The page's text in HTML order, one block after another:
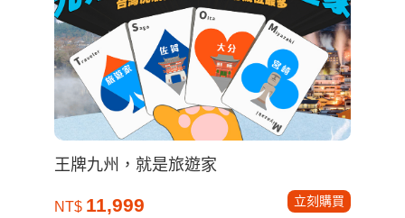
王牌九州，就是旅遊家
NT$ 11,999 立刻購買